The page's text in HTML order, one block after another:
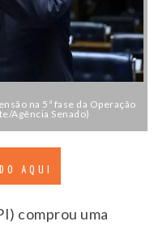
na 5ª fase da Operação
Agência Senado)
AQUI
comprou uma